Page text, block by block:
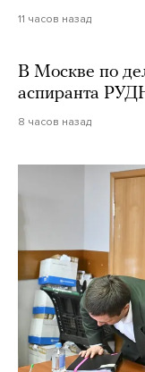
11 часов назад
В Москве по
аспиранта
8 часов назад